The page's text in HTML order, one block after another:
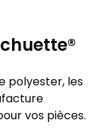
polyester, les
vos pièces.